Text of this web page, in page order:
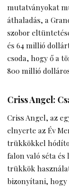
mutatványokat
áthaladás, a
szobor
és 64 millió
csoda, hogy ő a
800 millió
Criss Angel:
Criss Angel, az
elnyerte az Év
trükkökkel
falon való séta és
trükkök
bizonyítani, hogy